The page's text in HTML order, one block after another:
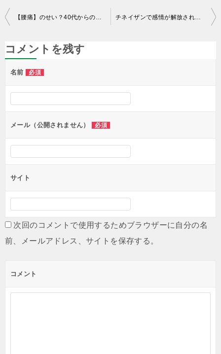
投
ナ
ビ
ゲ
ー
ョ
ン
【腰痛】のせい？40代からの集中力を支えるチネイザン チネイザンで感情が解放される！？
コメントを残す
名前 必須
メール（公開されません） 必須
サイト
次回のコメントで使用するためブラウザーに自分の名
前、メールアドレス、サイトを保存する。
コメント